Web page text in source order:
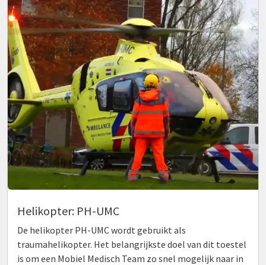
Helikopter: PH-UMC
De helikopter PH-UMC wordt gebruikt als
traumahelikopter. Het belangrijkste doel van dit toestel
is om een Mobiel Medisch Team zo snel mogelijk naar in